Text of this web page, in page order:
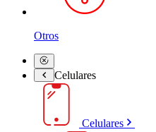
Otros
Celulares
Celulares